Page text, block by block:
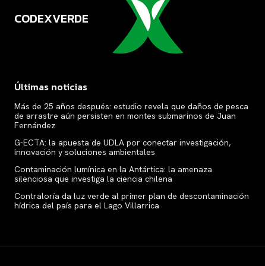
CODEXVERDE
Últimas noticias
Más de 25 años después: estudio revela que daños de pesca
de arrastre aún persisten en montes submarinos de Juan
Fernández
G-ECTA: la apuesta de UDLA por conectar investigación,
innovación y soluciones ambientales
Contaminación lumínica en la Antártica: la amenaza
silenciosa que investiga la ciencia chilena
Contraloría da luz verde al primer plan de descontaminación
hídrica del país para el Lago Villarrica